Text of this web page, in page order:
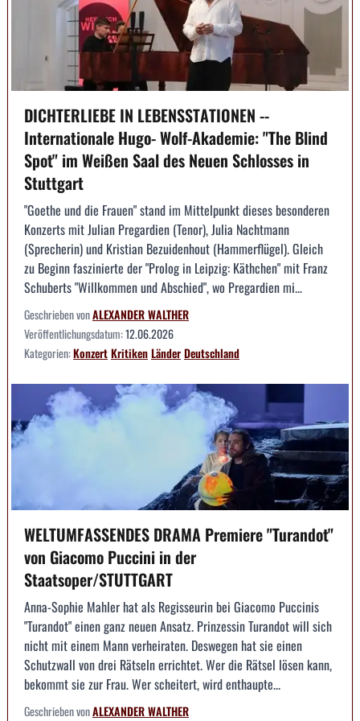
DICHTERLIEBE IN LEBENSSTATIONEN --
Internationale Hugo- Wolf-Akademie: "The Blind
Spot" im Weißen Saal des Neuen Schlosses in
Stuttgart
"Goethe und die Frauen" stand im Mittelpunkt dieses besonderen
Konzerts mit Julian Pregardien (Tenor), Julia Nachtmann
(Sprecherin) und Kristian Bezuidenhout (Hammerflügel). Gleich
zu Beginn faszinierte der "Prolog in Leipzig: Käthchen" mit Franz
Schuberts "Willkommen und Abschied", wo Pregardien mi...
Geschrieben vonALEXANDER WALTHER
Veröffentlichungsdatum:12.06.2026
Kategorien:KonzertKritikenLänderDeutschland
WELTUMFASSENDES DRAMA Premiere "Turandot"
von Giacomo Puccini in der
Staatsoper/STUTTGART
Anna-Sophie Mahler hat als Regisseurin bei Giacomo Puccinis
"Turandot" einen ganz neuen Ansatz. Prinzessin Turandot will sich
nicht mit einem Mann verheiraten. Deswegen hat sie einen
Schutzwall von drei Rätseln errichtet. Wer die Rätsel lösen kann,
bekommt sie zur Frau. Wer scheitert, wird enthaupte...
Geschrieben vonALEXANDER WALTHER